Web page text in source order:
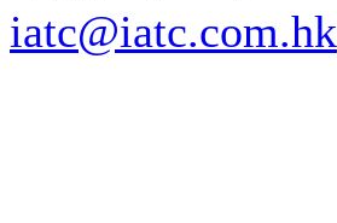
iatc@iatc.com.hk